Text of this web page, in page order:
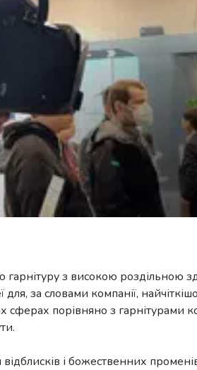
з високою роздільною
за словами компанії,
порівняно з гарнітурами
і божественних